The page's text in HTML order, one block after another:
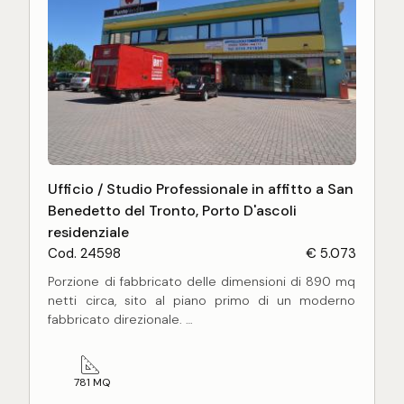
Ufficio / Studio Professionale in affitto a San
Benedetto del Tronto, Porto D'ascoli
residenziale
Cod. 24598 € 5.073
Porzione di fabbricato delle dimensioni di 890 mq
netti circa, sito al piano primo di un moderno
fabbricato direzionale.
generale, con pavimentazione in monocottura,
infissi in doppio vetro antisfondamento con
781 MQ